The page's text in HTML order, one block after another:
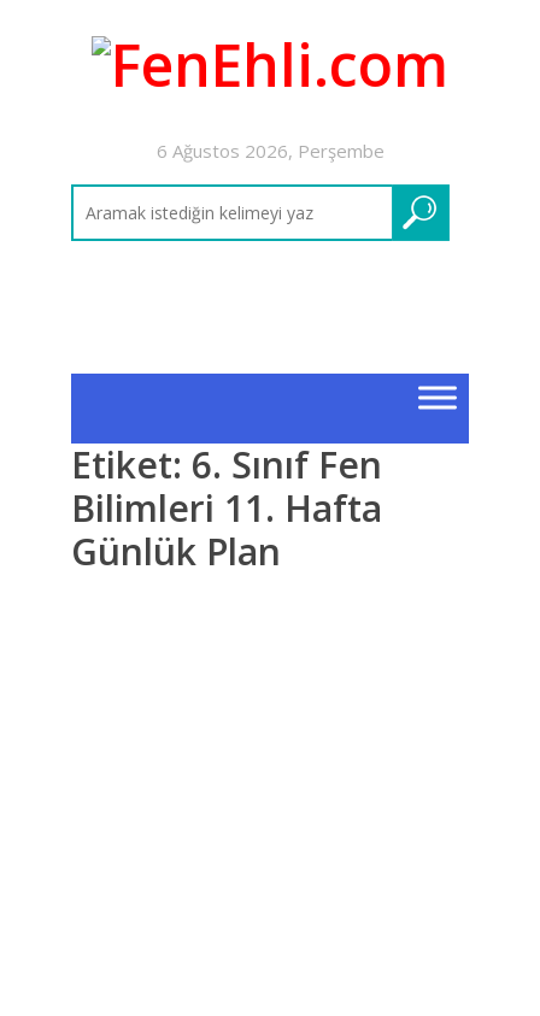
6 Ağustos 2026, Perşembe
Etiket: 6. Sınıf Fen
Bilimleri 11. Hafta
Günlük Plan